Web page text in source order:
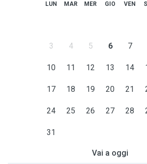
LUN MAR MER GIO VEN
3 4 5 6 7
10 11 12 13 14
17 18 19 20 21
24 25 26 27 28
31
Vai a oggi